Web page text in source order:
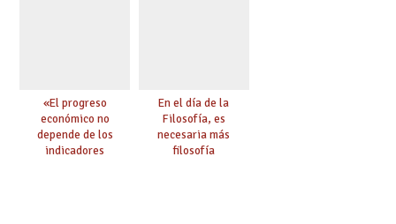
«El progreso
económico no
depende de los
indicadores
En el día de la
Filosofía, es
necesaria más
filosofía